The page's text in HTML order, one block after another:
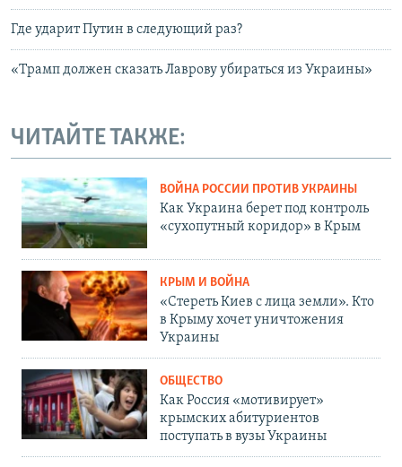
Где ударит Путин в следующий раз?
«Трамп должен сказать Лаврову убираться из Украины»
ЧИТАЙТЕ ТАКЖЕ:
ВОЙНА РОССИИ ПРОТИВ УКРАИНЫ
Как Украина берет под контроль
«сухопутный коридор» в Крым
КРЫМ И ВОЙНА
«Стереть Киев с лица земли». Кто
в Крыму хочет уничтожения
Украины
ОБЩЕСТВО
Как Россия «мотивирует»
крымских абитуриентов
поступать в вузы Украины